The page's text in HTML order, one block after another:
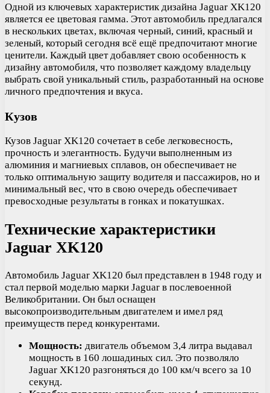
Одной из ключевых характеристик дизайна Jaguar XK120
является ее цветовая гамма. Этот автомобиль предлагался
в нескольких цветах, включая черный, синий, красный и
зеленый, который сегодня всё ещё предпочитают многие
ценители. Каждый цвет добавляет свою особенность к
дизайну автомобиля, что позволяет каждому владельцу
выбрать свой уникальный стиль, разработанный на основе
личного предпочтения и вкуса.
Кузов
Кузов Jaguar XK120 сочетает в себе легковесность,
прочность и элегантность. Будучи выполненным из
алюминия и магниевых сплавов, он обеспечивает не
только оптимальную защиту водителя и пассажиров, но и
минимальный вес, что в свою очередь обеспечивает
превосходные результаты в гонках и покатушках.
Технические характеристики
Jaguar XK120
Автомобиль Jaguar XK120 был представлен в 1948 году и
стал первой моделью марки Jaguar в послевоенной
Великобритании. Он был оснащен
высокопроизводительным двигателем и имел ряд
преимуществ перед конкурентами.
Мощность: двигатель объемом 3,4 литра выдавал
мощность в 160 лошадиных сил. Это позволяло
Jaguar XK120 разгоняться до 100 км/ч всего за 10
секунд.